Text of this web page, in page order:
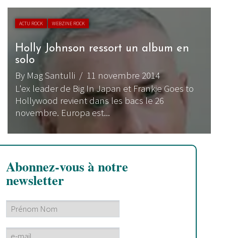
ACTU ROCK WEBZINE ROCK
Holly Johnson ressort un album en
solo
By Mag Santulli / 11 novembre 2014
L'ex leader de Big In Japan et Frankie Goes to
Hollywood revient dans les bacs le 26
novembre. Europa est...
Abonnez-vous à notre
newsletter